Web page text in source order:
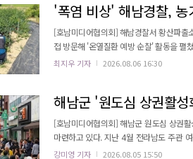
'폭염 비상' 해남경찰,
[호남미디어협의회] 해남경찰서 황산파출
접 방문해 '온열질환 예방 순찰' 활동을 펼쳤다. 이번 활동은 여름철 무더위 속 농작업 중 발생할 수 있는 온
를 사전에 방지하고, 야외 작업량이 많은 고
최지우 기자 2026.08.06 16:30
해남군 '원도심 상권활
[호남미디어협의회] 해남군 원도심 상권
마련하고 있다. 지난 4월 전라남도 주관 여성 소기업 마케팅 지원사업에 '땅끝호박당'이 선정돼 990만원의 사업비를
확보했다. 6월에는 '달끝초코'가 소상공
강미영 기자 2026.08.05 15:50